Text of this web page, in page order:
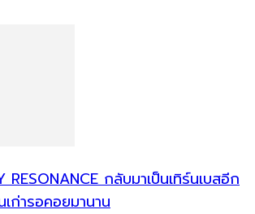
RESONANCE กลับมาเป็นเทิร์นเบสอีก
ก่ารอคอยมานาน